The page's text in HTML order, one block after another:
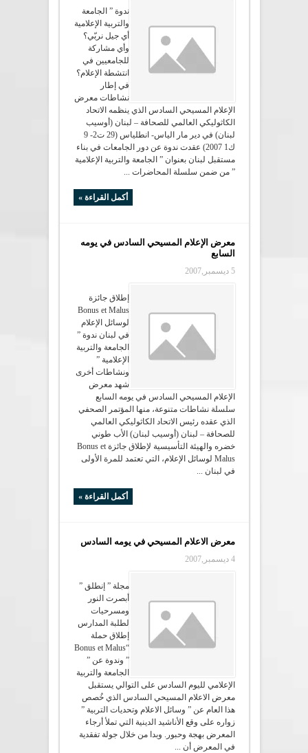
ندوة ” الجامعة
والتربية الإعلامية
أي جيل نربّي؟
وأي مشاركة
للجامعيين في
انتشطة الإعلام؟
في إطار
نشاطات معرض
الإعلام المسيحي السادس الذي ينظمه الاتحاد
الكاثوليكي العالمي للصحافة – لبنان (أوسيب
لبنان) في دير مار الياس- انطلياس (29 ت2- 9
ك1 2007) عقدت ندوة عن دور الجامعات في بناء
مستقبل لبنان بعنوان ” الجامعة والتربية الإعلامية
” من ضمن سلسلة المحاضرات ...
أكمل القراءة »
معرض الإعلام المسيحي السادس في يومه
السابع
5 ديسمبر,2007
إطلاق جائزة
Bonus et Malus
لوسائل الإعلام
في لبنان ندوة ”
الجامعة والتربية
الإعلامية ”
ونشاطات أخرى
شهد معرض
الإعلام المسيحي السادس في يومه السابع
سلسلة نشاطات متنوعة، منها المؤتمر الصحفي
الذي عقده رئيس الاتحاد الكاثوليكي العالمي
للصحافة – لبنان (أوسيب لبنان) الأب طوني
خضره والهيئة التأسيسية لإطلاق جائزة Bonus et
Malus لوسائل الإعلام، التي تعتمد للمرة الأولى
في لبنان ...
أكمل القراءة »
معرض الاعلام المسيحي في يومه السادس
4 ديسمبر,2007
مجلة ” إنطلق ”
أبصرت النور
ومسرحيات
لطلبة المدارس
إطلاق حملة
“Bonus et Malus
” وندوة عن ”
الجامعة والتربية
الإعلامي لليوم السادس على التوالي يستقبل
معرض الاعلام المسيحي السادس الذي خُصص
هذا العام عن ” وسائل الاعلام وتحديات التربية ”
زواره على وقع الأناشيد الدينية التي تملأ أرجاء
المعرض بهجة وحبور. وبدا من خلال جولة تفقدية
في المعرض أن ...